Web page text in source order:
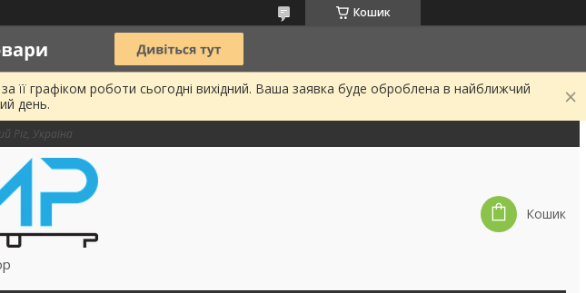
Кошик
графіком роботи сьогодні вихідний. Ваша заявка буде оброблена в найближчий
день.
Ріг, Україна
Кошик